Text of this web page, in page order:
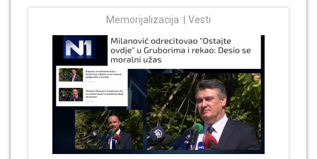
Memorijalizacija Vesti